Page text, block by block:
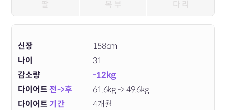
팔 복 부 다 리
신장
158cm
나이
31
감소량
-12kg
다이어트전->후
61.6kg -> 49.6kg
다이어트 기간
4개월